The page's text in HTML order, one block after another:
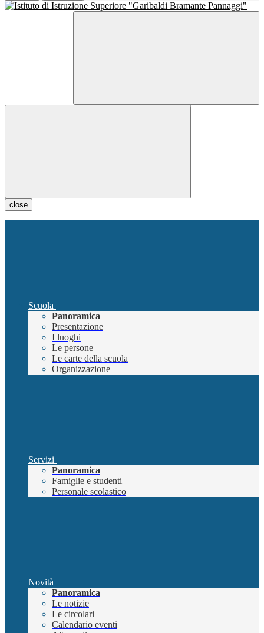
close
Scuola
Panoramica
Presentazione
I luoghi
Le persone
Le carte della scuola
Organizzazione
Servizi
Panoramica
Famiglie e studenti
Personale scolastico
Novità
Panoramica
Le notizie
Le circolari
Calendario eventi